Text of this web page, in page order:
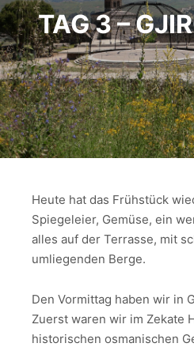
TAG 3 –
Heute hat das Frühstück
Spiegeleier, Gemüse, ein
alles auf der Terrasse, mit
umliegenden Berge.
Den Vormittag haben wir in
Zuerst waren wir im Zekate
historischen osmanischen